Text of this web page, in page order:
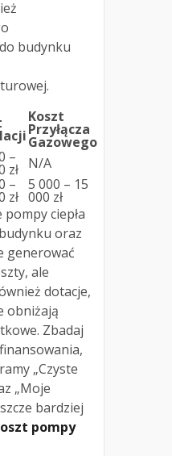
budynku
Koszt
Przyłącza
Gazowego
–
zł N/A
–
zł
5 000 – 15
000 zł
ciepła
oraz
generować
ale
dotacje,
obniżają
Zbadaj
„Czyste
„Moje
bardziej
pompy